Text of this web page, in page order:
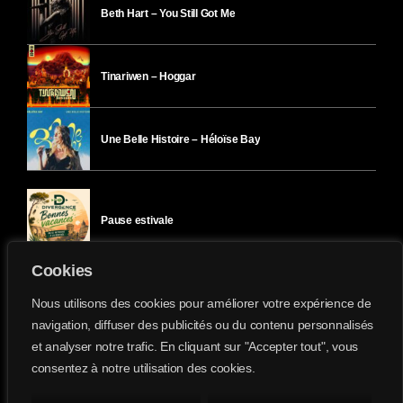
Cookies
Nous utilisons des cookies pour améliorer votre expérience de
navigation, diffuser des publicités ou du contenu personnalisés
et analyser notre trafic. En cliquant sur "Accepter tout", vous
consentez à notre utilisation des cookies.
Beth Hart – You Still Got Me
Tinariwen – Hoggar
Une Belle Histoire – Héloïse Bay
Pause estivale
Ici l’Ombre – mardi 28 juillet